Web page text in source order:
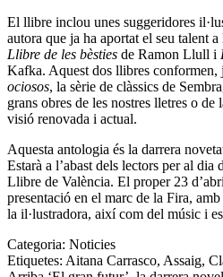
El llibre inclou unes suggeridores
autora que ja ha aportat el seu talent
Llibre de les bèsties de Ramon Llull i
Kafka. Aquest dos llibres conformen,
ociosos, la sèrie de clàssics de
grans obres de les nostres lletres o
visió renovada i actual.
Aquesta antologia és la darrera
Estarà a l’abast dels lectors per al
Llibre de València. El proper 23
presentació en el marc de la Fira,
la il·lustradora, així com del músic i
Categoria: Noticies
Etiquetes: Aitana Carrasco, Assaig,